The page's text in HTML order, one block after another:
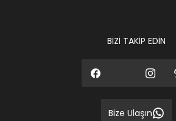
BİZİ TAKİP EDİN
Bize Ulaşın